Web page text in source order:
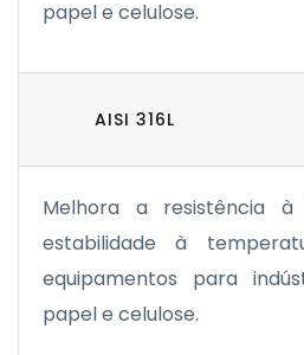
papel e celulose.
AISI 316L
Melhora a resistência
estabilidade à
equipamentos para
papel e celulose.